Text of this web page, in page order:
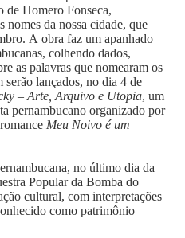
de Homero Fonseca,
nomes da nossa cidade, que
A obra faz um apanhado
colhendo dados,
as palavras que nomearam os
lançados, no dia 4 de
– Arte, Arquivo e Utopia, um
pernambucano organizado por
Meu Noivo é um
no último dia da
Popular da Bomba do
cultural, com interpretações
como patrimônio